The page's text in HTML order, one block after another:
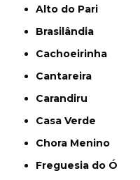
Alto do Pari
Brasilândia
Cachoeirinha
Cantareira
Carandiru
Casa Verde
Chora Menino
Freguesia do Ó